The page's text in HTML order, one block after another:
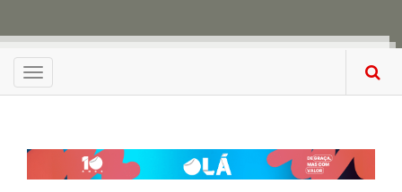
Menu